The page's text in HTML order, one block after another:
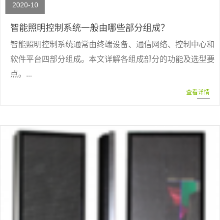
2020-10
智能照明控制系统一般由哪些部分组成？
智能照明控制系统通常由终端设备、通信网络、控制中心和
软件平台四部分组成。本文详解各组成部分的功能及选型要
点。...
查看详情